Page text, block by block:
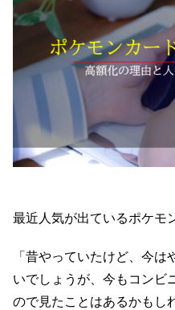
最近人気が出ているポケモ
「昔やっていたけど、今
いでしょうが、今もコンビ
ので見たことはあるかもし